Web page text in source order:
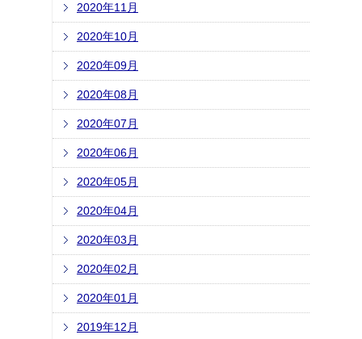
2020年11月
2020年10月
2020年09月
2020年08月
2020年07月
2020年06月
2020年05月
2020年04月
2020年03月
2020年02月
2020年01月
2019年12月